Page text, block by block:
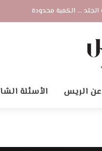
الجلد ... الكمية محدودة
عن الريس الأسئلة